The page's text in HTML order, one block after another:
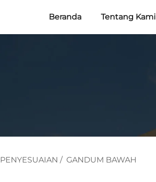
Beranda Tentang Kami
PENYESUAIAN / GANDUM BAWAH